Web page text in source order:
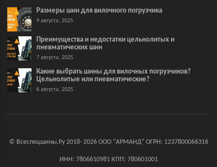
Размеры шин для вилочного погрузчика
9 августа, 2025
Преимущества и недостатки цельнолитых и
пневматических шин
7 августа, 2025
Какие выбрать шины для вилочных погрузчиков?
Цельнолитые или пневматические?
6 августа, 2025
© Всеспецшины.Ру 2018- 2026 ООО “АРМАНД” ОГРН: 1237800066316
ИНН: 7806610981 КПП: 780601001